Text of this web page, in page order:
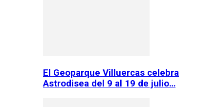
El Geoparque Villuercas celebra
Astrodisea del 9 al 19 de julio…